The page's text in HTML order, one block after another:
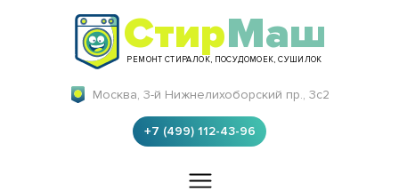
СтирМаш
РЕМОНТ СТИРАЛОК, ПОСУДОМОЕК, СУШИЛОК
Москва, 3-й Нижнелихоборский пр., 3с2
+7 (499) 112-43-96